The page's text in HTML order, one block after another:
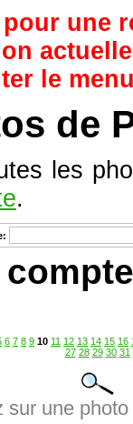
une
le
de
les
.
6 7 8 9 10 11 12 13 14 15 16
27 28 29 30 31
sur une